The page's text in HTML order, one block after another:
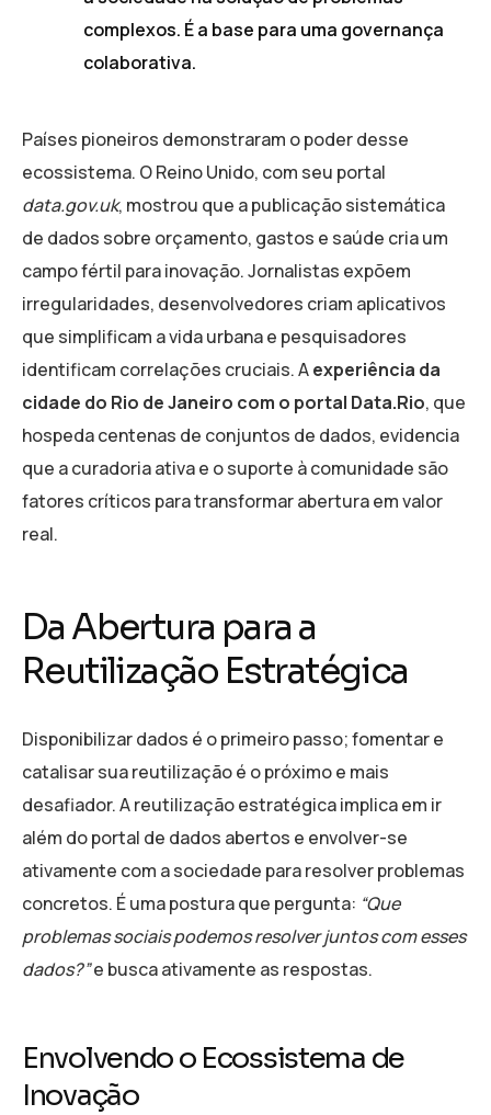
complexos. É a base para uma governança
colaborativa.
Países pioneiros demonstraram o poder desse
ecossistema. O Reino Unido, com seu portal
data.gov.uk, mostrou que a publicação sistemática
de dados sobre orçamento, gastos e saúde cria um
campo fértil para inovação. Jornalistas expõem
irregularidades, desenvolvedores criam aplicativos
que simplificam a vida urbana e pesquisadores
identificam correlações cruciais. Aexperiência da
cidade do Rio de Janeiro com o portal Data.Rio, que
hospeda centenas de conjuntos de dados, evidencia
que a curadoria ativa e o suporte à comunidade são
fatores críticos para transformar abertura em valor
real.
Da Abertura para a
Reutilização Estratégica
Disponibilizar dados é o primeiro passo; fomentar e
catalisar sua reutilização é o próximo e mais
desafiador. A reutilização estratégica implica em ir
além do portal de dados abertos e envolver-se
ativamente com a sociedade para resolver problemas
concretos. É uma postura que pergunta: “Que
problemas sociais podemos resolver juntos com esses
dados?”e busca ativamente as respostas.
Envolvendo o Ecossistema de
Inovação